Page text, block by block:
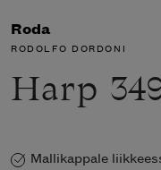
Roda
RODOLFO DORDONI
Harp
Mallikappale